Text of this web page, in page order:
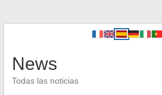
News
Todas las noticias